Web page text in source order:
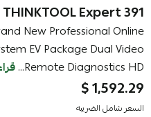
THINKTOOL Expert 391
New Professional Online
EV Package Dual Video
Remote Diagnostics HD...
1,592.29 $
السعر شامل الضريبه